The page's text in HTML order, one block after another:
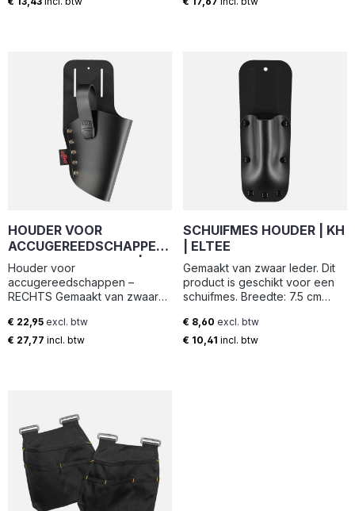
HOUDER VOOR
ACCUGEREEDSCHAPPEN
RECHTS GEDRAGEN | DHL
| ELTEE
Houder voor
accugereedschappen –
RECHTS Gemaakt van zwaar
voor diverse
accugereedschappen en is
Normale prijs:
€ 22,95 excl. btw
€ 27,77 incl. btw
SCHUIFMES HOUDER | KH
| ELTEE
Gemaakt van zwaar leder. Dit
product is geschikt voor een
schuifmes. Breedte: 7.5 cm
Normale prijs:
€ 8,60 excl. btw
€ 10,41 incl. btw